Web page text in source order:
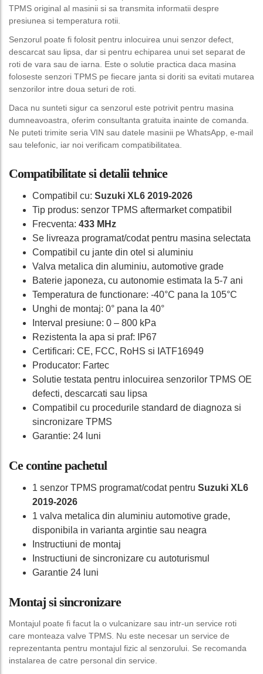
TPMS original al masinii si sa transmita informatii despre
presiunea si temperatura rotii.
Senzorul poate fi folosit pentru inlocuirea unui senzor defect,
descarcat sau lipsa, dar si pentru echiparea unui set separat de
roti de vara sau de iarna. Este o solutie practica daca masina
foloseste senzori TPMS pe fiecare janta si doriti sa evitati mutarea
senzorilor intre doua seturi de roti.
Daca nu sunteti sigur ca senzorul este potrivit pentru masina
dumneavoastra, oferim consultanta gratuita inainte de comanda.
Ne puteti trimite seria VIN sau datele masinii pe WhatsApp, e-mail
sau telefonic, iar noi verificam compatibilitatea.
Compatibilitate si detalii tehnice
Compatibil cu: Suzuki XL6 2019-2026
Tip produs: senzor TPMS aftermarket compatibil
Frecventa: 433 MHz
Se livreaza programat/codat pentru masina selectata
Compatibil cu jante din otel si aluminiu
Valva metalica din aluminiu, automotive grade
Baterie japoneza, cu autonomie estimata la 5-7 ani
Temperatura de functionare: -40°C pana la 105°C
Unghi de montaj: 0° pana la 40°
Interval presiune: 0 – 800 kPa
Rezistenta la apa si praf: IP67
Certificari: CE, FCC, RoHS si IATF16949
Producator: Fartec
Solutie testata pentru inlocuirea senzorilor TPMS OE
defecti, descarcati sau lipsa
Compatibil cu procedurile standard de diagnoza si
sincronizare TPMS
Garantie: 24 luni
Ce contine pachetul
1 senzor TPMS programat/codat pentru Suzuki XL6
2019-2026
1 valva metalica din aluminiu automotive grade,
disponibila in varianta argintie sau neagra
Instructiuni de montaj
Instructiuni de sincronizare cu autoturismul
Garantie 24 luni
Montaj si sincronizare
Montajul poate fi facut la o vulcanizare sau intr-un service roti
care monteaza valve TPMS. Nu este necesar un service de
reprezentanta pentru montajul fizic al senzorului. Se recomanda
instalarea de catre personal din service.